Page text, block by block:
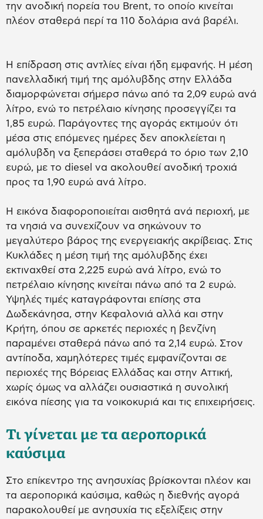
την ανοδική πορεία του Brent, το οποίο κινείται
πλέον σταθερά περί τα 110 δολάρια ανά βαρέλι.
Η επίδραση στις αντλίες είναι ήδη εμφανής. Η μέση
πανελλαδική τιμή της αμόλυβδης στην Ελλάδα
διαμορφώνεται σήμερσ πάνω από τα 2,09 ευρώ ανά
λίτρο, ενώ το πετρέλαιο κίνησης προσεγγίζει τα
1,85 ευρώ. Παράγοντες της αγοράς εκτιμούν ότι
μέσα στις επόμενες ημέρες δεν αποκλείεται η
αμόλυβδη να ξεπεράσει σταθερά το όριο των 2,10
ευρώ, με το diesel να ακολουθεί ανοδική τροχιά
προς τα 1,90 ευρώ ανά λίτρο.
Η εικόνα διαφοροποιείται αισθητά ανά περιοχή, με
τα νησιά να συνεχίζουν να σηκώνουν το
μεγαλύτερο βάρος της ενεργειακής ακρίβειας. Στις
Κυκλάδες η μέση τιμή της αμόλυβδης έχει
εκτιναχθεί στα 2,225 ευρώ ανά λίτρο, ενώ το
πετρέλαιο κίνησης κινείται πάνω από τα 2 ευρώ.
Υψηλές τιμές καταγράφονται επίσης στα
Δωδεκάνησα, στην Κεφαλονιά αλλά και στην
Κρήτη, όπου σε αρκετές περιοχές η βενζίνη
παραμένει σταθερά πάνω από τα 2,14 ευρώ. Στον
αντίποδα, χαμηλότερες τιμές εμφανίζονται σε
περιοχές της Βόρειας Ελλάδας και στην Αττική,
χωρίς όμως να αλλάζει ουσιαστικά η συνολική
εικόνα πίεσης για τα νοικοκυριά και τις επιχειρήσεις.
Τι γίνεται με τα αεροπορικά
καύσιμα
Στο επίκεντρο της ανησυχίας βρίσκονται πλέον και
τα αεροπορικά καύσιμα, καθώς η διεθνής αγορά
παρακολουθεί με ανησυχία τις εξελίξεις στην